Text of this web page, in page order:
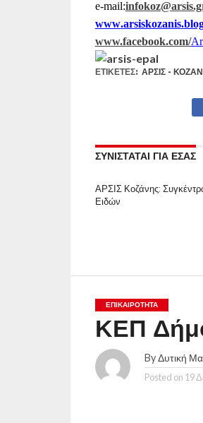
e-mail:
www.arsiskozanis.
www.facebook.com/
ΕΤΙΚΕΤΕΣ: ΑΡΣΙΣ -
ΣΥΝΙΣΤΑΤΑΙ ΓΙΑ ΕΣΑΣ
ΑΡΣΙΣ Κοζάνης:
Ειδών
ΕΠΙΚΑΙΡΟΤΗΤΑ
ΚΕΠ
ByΔυτική
Posted on 19